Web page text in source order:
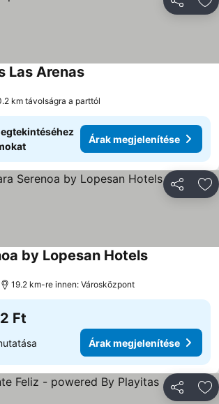
Las Arenas
km távolságra a parttól
Árak megjelenítése
by Lopesan Hotels
19.2 km-re innen: Városközpont
Ft
Árak megjelenítése